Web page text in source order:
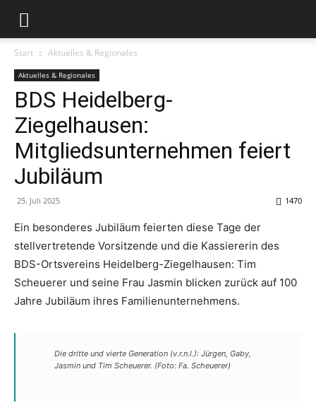
Start Aktuelles & Regionales
Aktuelles & Regionales
BDS Heidelberg-
Ziegelhausen:
Mitgliedsunternehmen feiert
Jubiläum
25. Juli 2025 1470
Ein besonderes Jubiläum feierten diese Tage der
stellvertretende Vorsitzende und die Kassiererin des
BDS-Ortsvereins Heidelberg-Ziegelhausen: Tim
Scheuerer und seine Frau Jasmin blicken zurück auf 100
Jahre Jubiläum ihres Familienunternehmens.
Die dritte und vierte Generation (v.r.n.l.): Jürgen, Gaby,
Jasmin und Tim Scheuerer. (Foto: Fa. Scheuerer)